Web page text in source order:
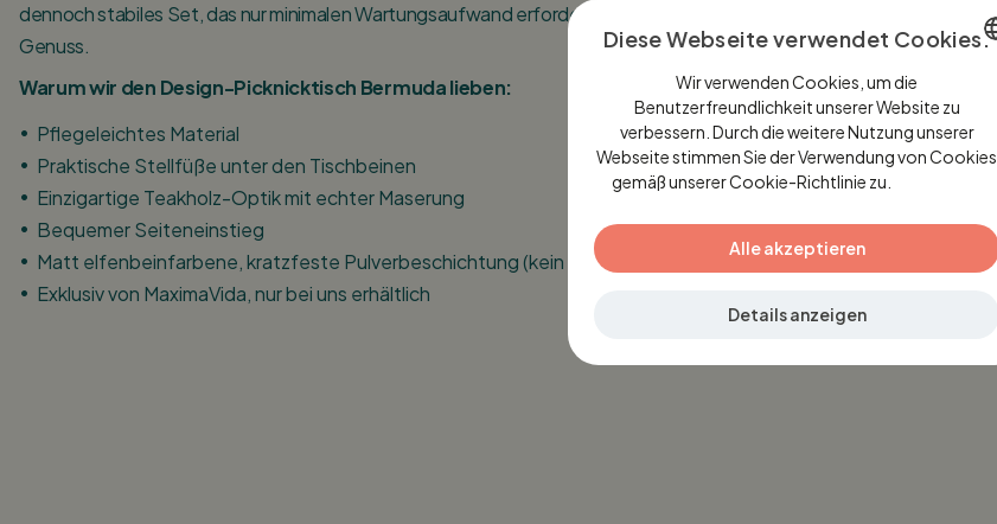
dennoch stabiles Set, das nur minimalen Wartungsaufwand erfordert – ideal für langanhaltenden
Genuss.
Warum wir den Design-Picknicktisch Bermuda lieben:
Pflegeleichtes Material
Praktische Stellfüße unter den Tischbeinen
Einzigartige Teakholz-Optik mit echter Maserung
Bequemer Seiteneinstieg
Matt elfenbeinfarbene, kratzfeste Pulverbeschichtung (kein grelles Weiß!)
Exklusiv von MaximaVida, nur bei uns erhältlich
ENGLISH
Diese Webseite verwendet Cookies.
Wir verwenden Cookies, um die
Benutzerfreundlichkeit unserer Website zu
verbessern. Durch die weitere Nutzung unserer
Webseite stimmen Sie der Verwendung von Cookies
gemäß unserer Cookie-Richtlinie zu.
Alle akzeptieren
Details anzeigen